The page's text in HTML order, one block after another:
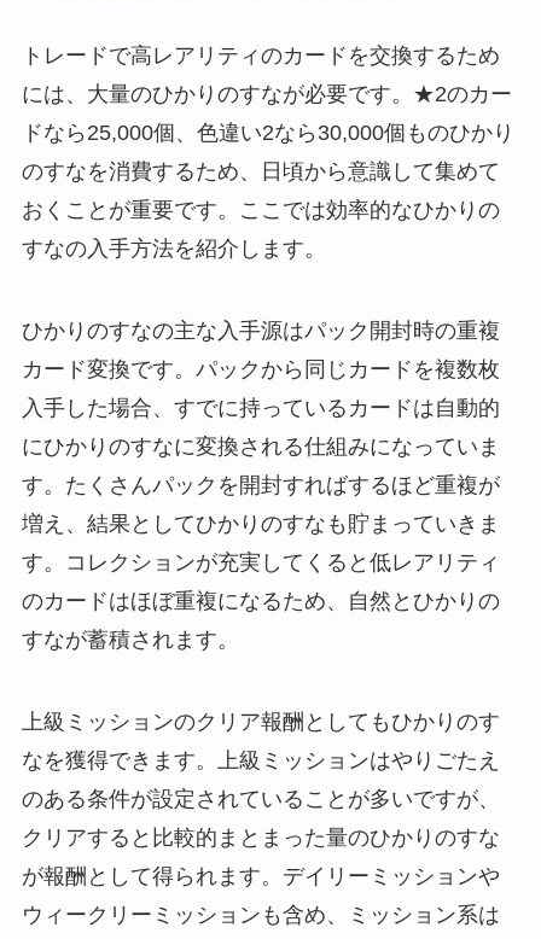
トレードで高レアリティのカードを交換するため
には、大量のひかりのすなが必要です。★2のカー
ドなら25,000個、色違い2なら30,000個ものひかり
のすなを消費するため、日頃から意識して集めて
おくことが重要です。ここでは効率的なひかりの
すなの入手方法を紹介します。
ひかりのすなの主な入手源はパック開封時の重複
カード変換です。パックから同じカードを複数枚
入手した場合、すでに持っているカードは自動的
にひかりのすなに変換される仕組みになっていま
す。たくさんパックを開封すればするほど重複が
増え、結果としてひかりのすなも貯まっていきま
す。コレクションが充実してくると低レアリティ
のカードはほぼ重複になるため、自然とひかりの
すなが蓄積されます。
上級ミッションのクリア報酬としてもひかりのす
なを獲得できます。上級ミッションはやりごたえ
のある条件が設定されていることが多いですが、
クリアすると比較的まとまった量のひかりのすな
が報酬として得られます。デイリーミッションや
ウィークリーミッションも含め、ミッション系は